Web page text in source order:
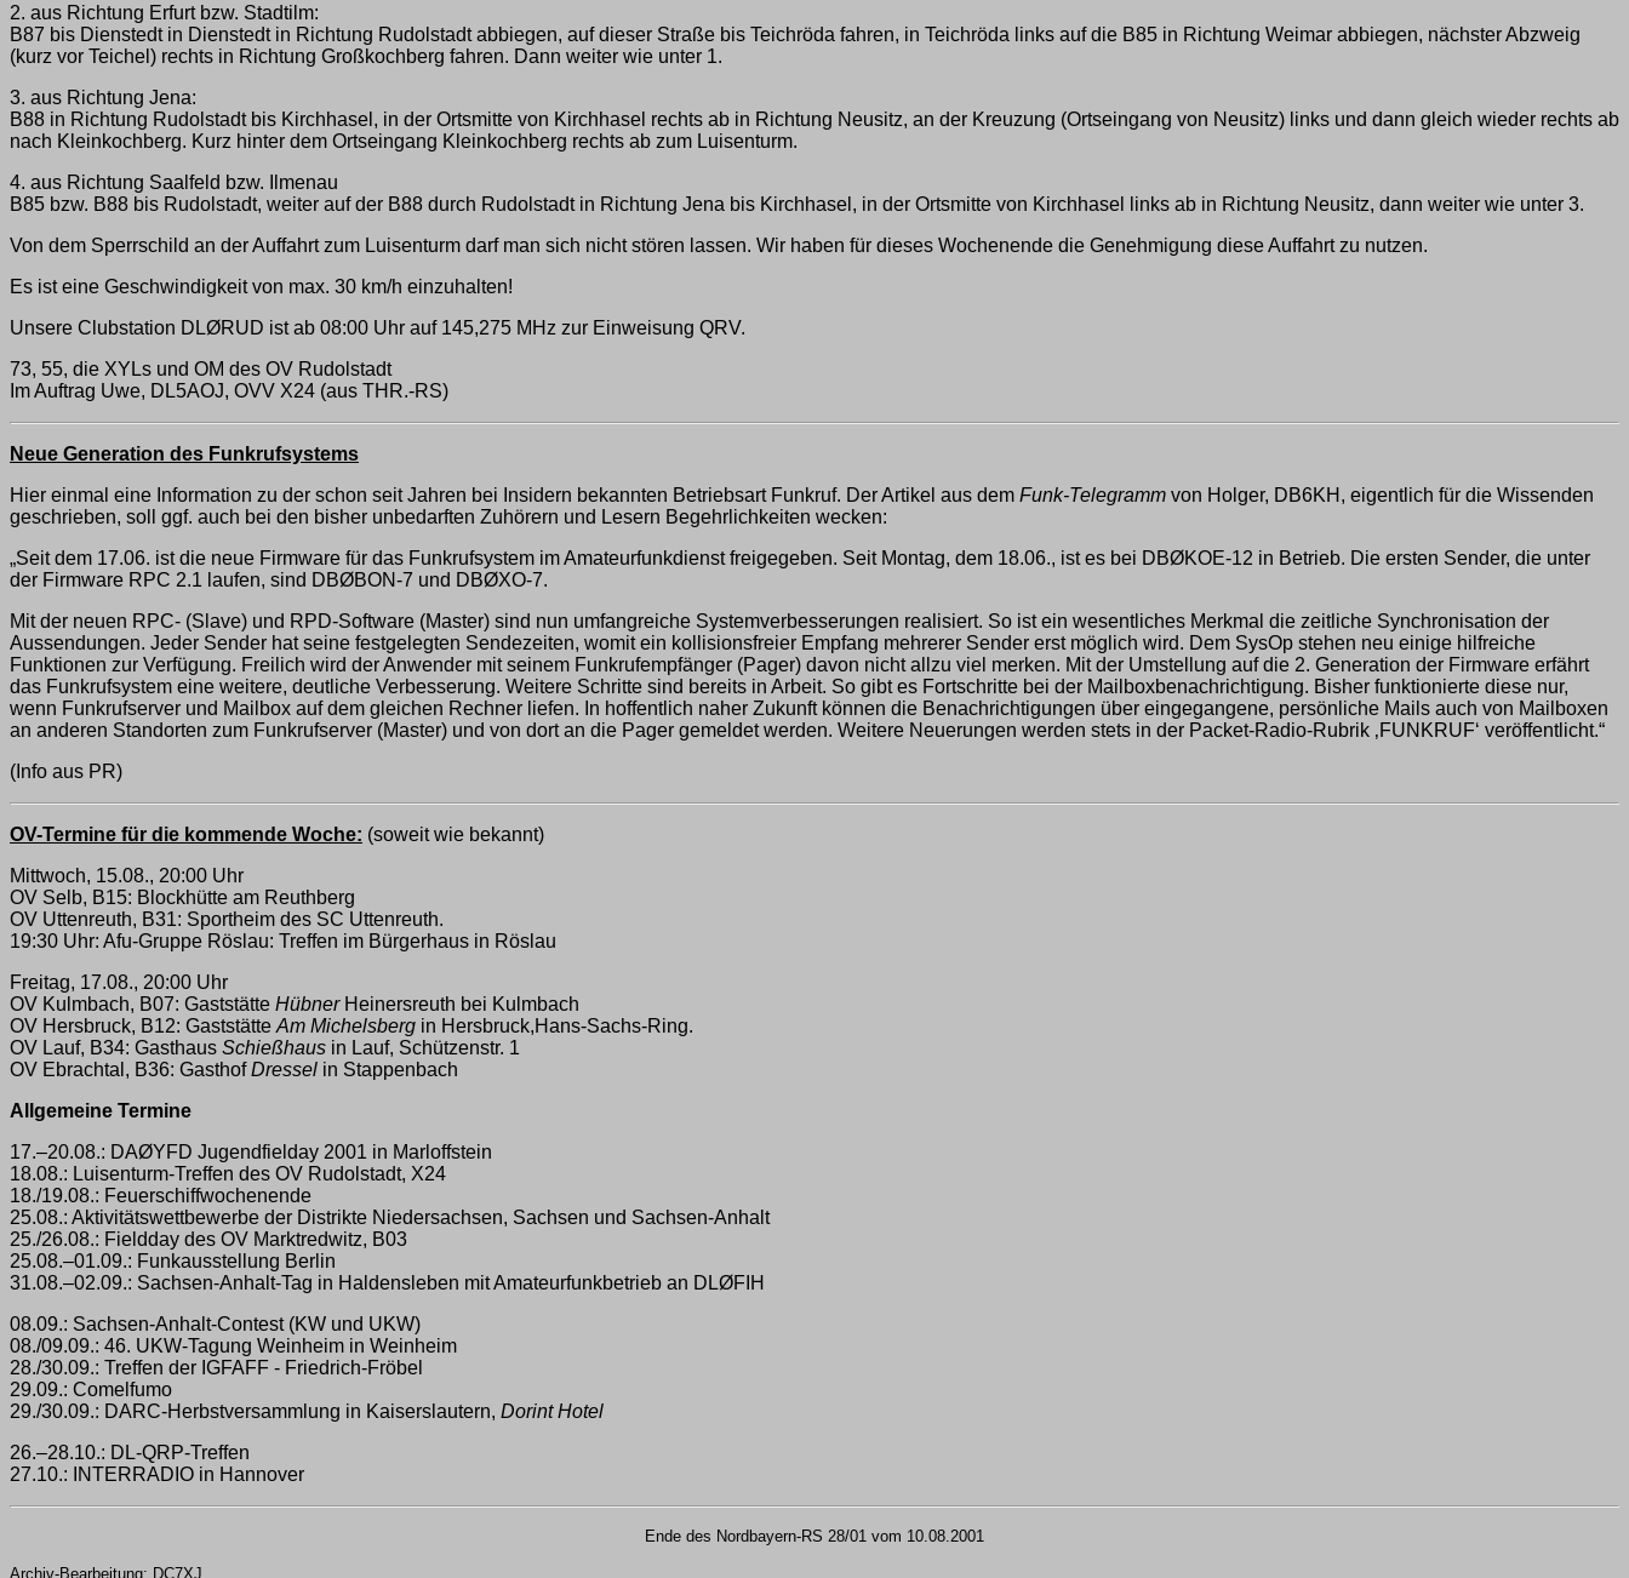
2. aus Richtung Erfurt bzw. Stadtilm:
B87 bis Dienstedt in Dienstedt in Richtung Rudolstadt abbiegen, auf dieser Straße bis Teichröda fahren, in Teichröda links auf die B85 in Richtung Weimar abbiegen, nächster Abzweig
(kurz vor Teichel) rechts in Richtung Großkochberg fahren. Dann weiter wie unter 1.
3. aus Richtung Jena:
B88 in Richtung Rudolstadt bis Kirchhasel, in der Ortsmitte von Kirchhasel rechts ab in Richtung Neusitz, an der Kreuzung (Ortseingang von Neusitz) links und dann gleich wieder rechts ab
nach Kleinkochberg. Kurz hinter dem Ortseingang Kleinkochberg rechts ab zum Luisenturm.
4. aus Richtung Saalfeld bzw. Ilmenau
B85 bzw. B88 bis Rudolstadt, weiter auf der B88 durch Rudolstadt in Richtung Jena bis Kirchhasel, in der Ortsmitte von Kirchhasel links ab in Richtung Neusitz, dann weiter wie unter 3.
Von dem Sperrschild an der Auffahrt zum Luisenturm darf man sich nicht stören lassen. Wir haben für dieses Wochenende die Genehmigung diese Auffahrt zu nutzen.
Es ist eine Geschwindigkeit von max. 30 km/h einzuhalten!
Unsere Clubstation DLØRUD ist ab 08:00 Uhr auf 145,275 MHz zur Einweisung QRV.
73, 55, die XYLs und OM des OV Rudolstadt
Im Auftrag Uwe, DL5AOJ, OVV X24 (aus THR.-RS)
Neue Generation des Funkrufsystems
Hier einmal eine Information zu der schon seit Jahren bei Insidern bekannten Betriebsart Funkruf. Der Artikel aus dem Funk-Telegramm von Holger, DB6KH, eigentlich für die Wissenden
geschrieben, soll ggf. auch bei den bisher unbedarften Zuhörern und Lesern Begehrlichkeiten wecken:
„Seit dem 17.06. ist die neue Firmware für das Funkrufsystem im Amateurfunkdienst freigegeben. Seit Montag, dem 18.06., ist es bei DBØKOE-12 in Betrieb. Die ersten Sender, die unter
der Firmware RPC 2.1 laufen, sind DBØBON-7 und DBØXO-7.
Mit der neuen RPC- (Slave) und RPD-Software (Master) sind nun umfangreiche Systemverbesserungen realisiert. So ist ein wesentliches Merkmal die zeitliche Synchronisation der
Aussendungen. Jeder Sender hat seine festgelegten Sendezeiten, womit ein kollisionsfreier Empfang mehrerer Sender erst möglich wird. Dem SysOp stehen neu einige hilfreiche
Funktionen zur Verfügung. Freilich wird der Anwender mit seinem Funkrufempfänger (Pager) davon nicht allzu viel merken. Mit der Umstellung auf die 2. Generation der Firmware erfährt
das Funkrufsystem eine weitere, deutliche Verbesserung. Weitere Schritte sind bereits in Arbeit. So gibt es Fortschritte bei der Mailboxbenachrichtigung. Bisher funktionierte diese nur,
wenn Funkrufserver und Mailbox auf dem gleichen Rechner liefen. In hoffentlich naher Zukunft können die Benachrichtigungen über eingegangene, persönliche Mails auch von Mailboxen
an anderen Standorten zum Funkrufserver (Master) und von dort an die Pager gemeldet werden. Weitere Neuerungen werden stets in der Packet-Radio-Rubrik ‚FUNKRUF‘ veröffentlicht.“
(Info aus PR)
OV-Termine für die kommende Woche: (soweit wie bekannt)
Mittwoch, 15.08., 20:00 Uhr
OV Selb, B15: Blockhütte am Reuthberg
OV Uttenreuth, B31: Sportheim des SC Uttenreuth.
19:30 Uhr: Afu-Gruppe Röslau: Treffen im Bürgerhaus in Röslau
Freitag, 17.08., 20:00 Uhr
OV Kulmbach, B07: Gaststätte HübnerHeinersreuth bei Kulmbach
OV Hersbruck, B12: Gaststätte Am Michelsberg in Hersbruck,Hans-Sachs-Ring.
OV Lauf, B34: Gasthaus Schießhaus in Lauf, Schützenstr. 1
OV Ebrachtal, B36: GasthofDressel in Stappenbach
Allgemeine Termine
17.–20.08.: DAØYFD Jugendfielday 2001 in Marloffstein
18.08.: Luisenturm-Treffen des OV Rudolstadt, X24
18./19.08.: Feuerschiffwochenende
25.08.: Aktivitätswettbewerbe der Distrikte Niedersachsen, Sachsen und Sachsen-Anhalt
25./26.08.: Fieldday des OV Marktredwitz, B03
25.08.–01.09.: Funkausstellung Berlin
31.08.–02.09.: Sachsen-Anhalt-Tag in Haldensleben mit Amateurfunkbetrieb an DLØFIH
08.09.: Sachsen-Anhalt-Contest (KW und UKW)
08./09.09.: 46. UKW-Tagung Weinheim in Weinheim
28./30.09.: Treffen der IGFAFF - Friedrich-Fröbel
29.09.: Comelfumo
29./30.09.: DARC-Herbstversammlung in Kaiserslautern, Dorint Hotel
26.–28.10.: DL-QRP-Treffen
27.10.: INTERRADIO in Hannover
Ende des Nordbayern-RS 28/01 vom 10.08.2001
Archiv-Bearbeitung: DC7XJ